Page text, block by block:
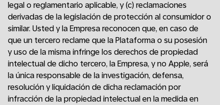
legal o reglamentario aplicable, y (c) reclamaciones
derivadas de la legislación de protección al consumidor o
similar. Usted y la Empresa reconocen que, en caso de
que un tercero reclame que la Plataforma o su posesión
y uso de la misma infringe los derechos de propiedad
intelectual de dicho tercero, la Empresa, y no Apple, será
la única responsable de la investigación, defensa,
resolución y liquidación de dicha reclamación por
infracción de la propiedad intelectual en la medida en